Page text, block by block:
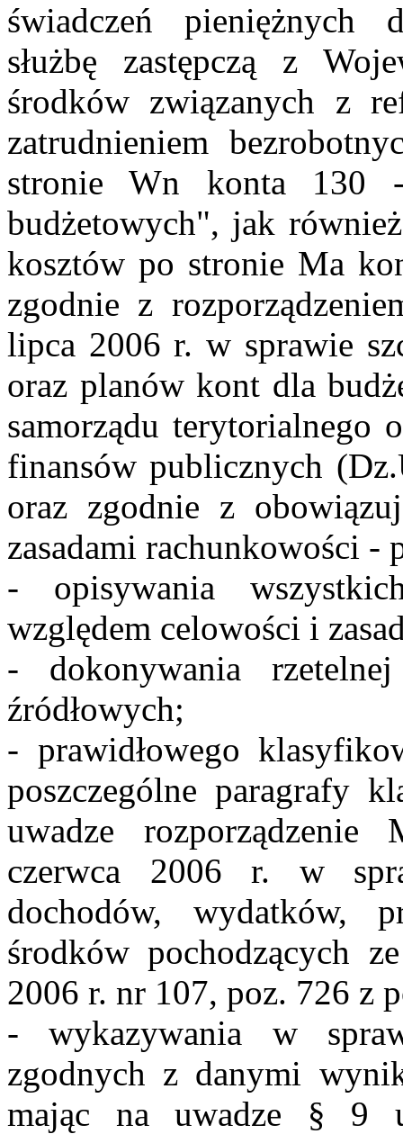
świadczeń pieniężnych
służbę zastępczą z
środków związanych z
zatrudnieniem
stronie Wn konta 130 -
budżetowych", jak
kosztów po stronie Ma
zgodnie z
lipca 2006 r. w sprawie
oraz planów kont dla
samorządu terytorialnego
finansów publicznych
oraz zgodnie z
zasadami rachunkowości
- opisywania
względem celowości i
- dokonywania
źródłowych;
- prawidłowego
poszczególne paragrafy
uwadze
czerwca 2006 r. w
dochodów, wydatków,
środków pochodzących
2006 r. nr 107, poz. 726 z
- wykazywania w
zgodnych z danymi
mając na uwadze § 9